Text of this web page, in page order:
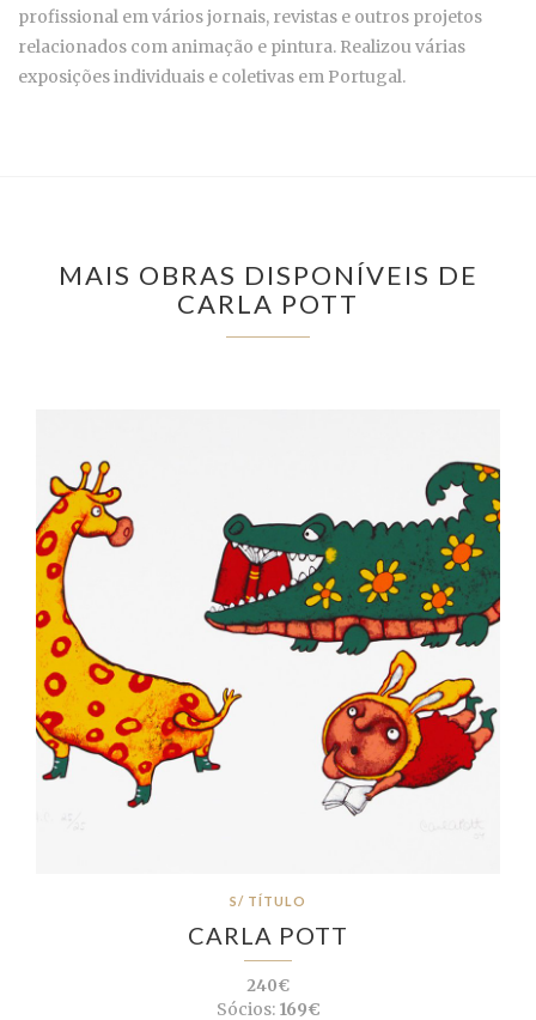
profissional em vários jornais, revistas e outros projetos
relacionados com animação e pintura. Realizou várias
exposições individuais e coletivas em Portugal.
MAIS OBRAS DISPONÍVEIS DE
CARLA POTT
S/ TÍTULO
CARLA POTT
240€
Sócios:169€